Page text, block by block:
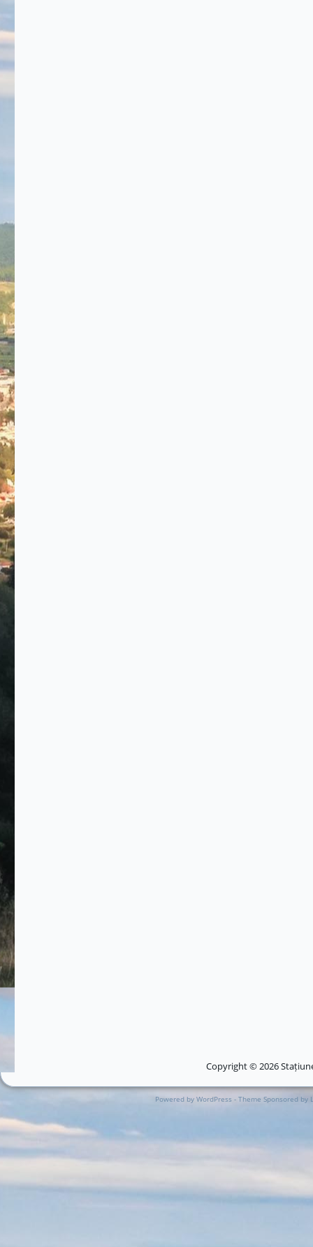
Copyright © 2026
Powered by WordPress - Theme Sponsored by